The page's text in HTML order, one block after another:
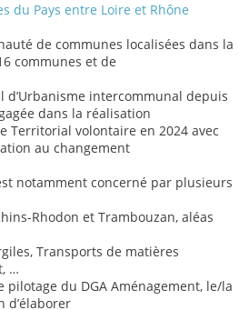
du Pays entre Loire et Rhône
de communes localisées dans la
communes et de
d’Urbanisme intercommunal depuis
dans la réalisation
Territorial volontaire en 2024 avec
au changement
notamment concerné par plusieurs
Rhodon et Trambouzan, aléas
Transports de matières
…
pilotage du DGA Aménagement, le/la
d’élaborer